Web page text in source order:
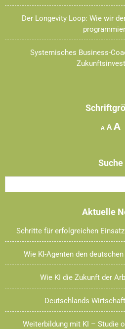
Der Longevity Loop: Wie wir
Systemisches Business-
A A A
Suche
Aktuelle
Schritte für erfolgreichen
Wie KI-Agenten den
Wie KI die Zukunft der
Deutschlands
Weiterbildung mit KI – Studie